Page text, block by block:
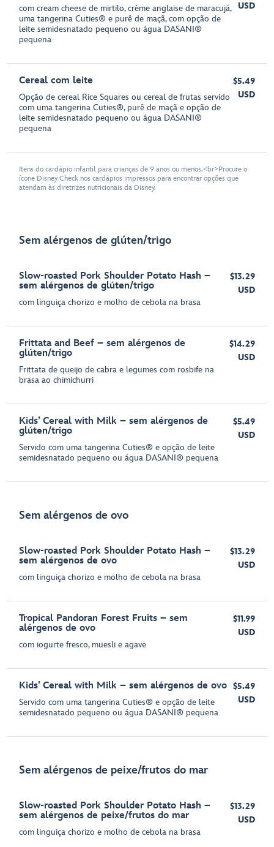
com cream cheese de mirtilo, crème anglaise de maracujá,
uma tangerina Cuties® e purê de maçã, com opção de
leite semidesnatado pequeno ou água DASANI®
pequena
USD
Cereal com leite
Opção de cereal Rice Squares ou cereal de frutas servido
com uma tangerina Cuties®, purê de maçã e opção de
leite semidesnatado pequeno ou água DASANI®
pequena
$5.49
USD
Itens do cardápio infantil para crianças de 9 anos ou menos.<br>Procure o
ícone Disney Check nos cardápios impressos para encontrar opções que
atendam às diretrizes nutricionais da Disney.
Sem alérgenos de glúten/trigo
Slow-roasted Pork Shoulder Potato Hash –
sem alérgenos de glúten/trigo
com linguiça chorizo e molho de cebola na brasa
$13.29
USD
Frittata and Beef – sem alérgenos de
glúten/trigo
Frittata de queijo de cabra e legumes com rosbife na
brasa ao chimichurri
$14.29
USD
Kids’ Cereal with Milk – sem alérgenos de
glúten/trigo
Servido com uma tangerina Cuties® e opção de leite
semidesnatado pequeno ou água DASANI® pequena
$5.49
USD
Sem alérgenos de ovo
Slow-roasted Pork Shoulder Potato Hash –
sem alérgenos de ovo
com linguiça chorizo e molho de cebola na brasa
$13.29
USD
Tropical Pandoran Forest Fruits – sem
alérgenos de ovo
com iogurte fresco, muesli e agave
$11.99
USD
Kids’ Cereal with Milk – sem alérgenos de ovo
Servido com uma tangerina Cuties® e opção de leite
semidesnatado pequeno ou água DASANI® pequena
$5.49
USD
Sem alérgenos de peixe/frutos do mar
Slow-roasted Pork Shoulder Potato Hash –
sem alérgenos de peixe/frutos do mar
com linguiça chorizo e molho de cebola na brasa
$13.29
USD